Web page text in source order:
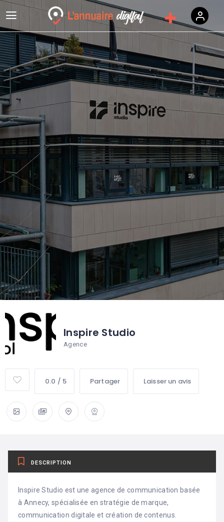
Inspire Studio
Agence
0.0 / 5 Partager Laisser un avis
DESCRIPTION
Inspire Studio est une agence de communication basée
à Annecy, spécialisée en stratégie de marque,
communication digitale et création de contenus.